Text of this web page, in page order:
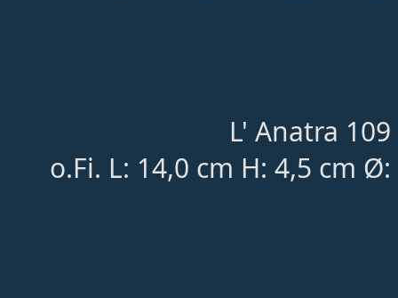
L' Anatra
o.Fi. L: 14,0 cm H: 4,5 cm